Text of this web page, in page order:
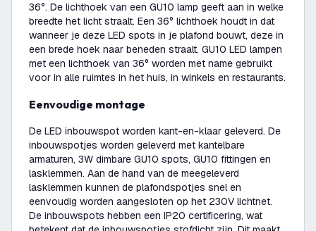
36°. De lichthoek van een GU10 lamp geeft aan in welke
breedte het licht straalt. Een 36° lichthoek houdt in dat
wanneer je deze LED spots in je plafond bouwt, deze in
een brede hoek naar beneden straalt. GU10 LED lampen
met een lichthoek van 36° worden met name gebruikt
voor in alle ruimtes in het huis, in winkels en restaurants.
Eenvoudige montage
De LED inbouwspot worden kant-en-klaar geleverd. De
inbouwspotjes worden geleverd met kantelbare
armaturen, 3W dimbare GU10 spots, GU10 fittingen en
lasklemmen. Aan de hand van de meegeleverd
lasklemmen kunnen de plafondspotjes snel en
eenvoudig worden aangesloten op het 230V lichtnet.
De inbouwspots hebben een IP20 certificering, wat